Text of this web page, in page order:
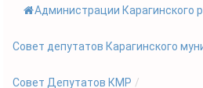
Администрации Карагинского
Совет депутатов Карагинского
Совет Депутатов КМР /